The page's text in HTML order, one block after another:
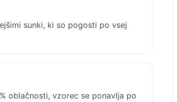
sunki, ki so pogosti po vsej
oblačnosti, vzorec se ponavlja po